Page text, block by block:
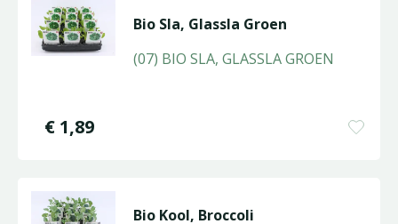
Bio Sla, Glassla Groen
(07) BIO SLA, GLASSLA GROEN
€ 1,89
Bio Kool, Broccoli